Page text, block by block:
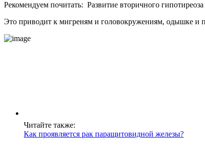
Рекомендуем почитать: Развитие вторичного гипотиреоза
Это приводит к мигреням и головокружениям, одышке и
Читайте также:
Как проявляется рак паращитовидной железы?